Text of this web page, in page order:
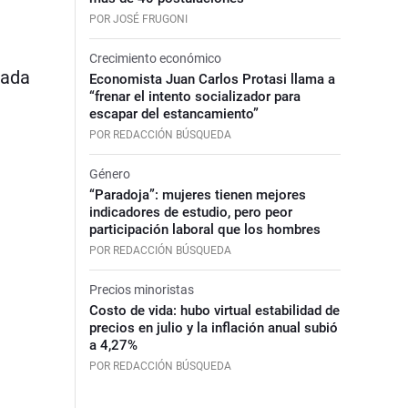
POR JOSÉ FRUGONI
Crecimiento económico
Economista Juan Carlos Protasi llama a
“frenar el intento socializador para
escapar del estancamiento”
POR REDACCIÓN BÚSQUEDA
Género
“Paradoja”: mujeres tienen mejores
indicadores de estudio, pero peor
participación laboral que los hombres
POR REDACCIÓN BÚSQUEDA
Precios minoristas
Costo de vida: hubo virtual estabilidad de
precios en julio y la inflación anual subió
a 4,27%
POR REDACCIÓN BÚSQUEDA